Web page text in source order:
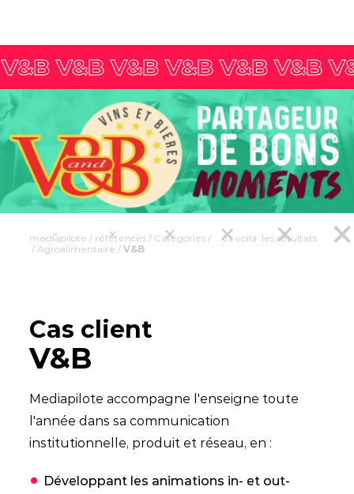
mediapilote / références / Catégories /
... Et voilà les résultats
/ Agroalimentaire /V&B
Cas client
V&B
Mediapilote accompagne l'enseigne toute
l'année dans sa communication
institutionnelle, produit et réseau, en :
Développant les animations in- et out-